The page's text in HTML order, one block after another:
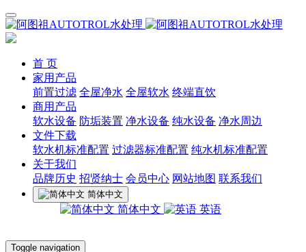
首 页
家用产品
前置过滤 全屋净水 全屋软水 终端直饮
商用产品
软水设备 防垢装置 净水设备 纯水设备 净水周边
文件下载
软水机标准配置 过滤器标准配置 纯水机标准配置
关于我们
品牌历史 招贤纳士 会员中心 网站地图 联系我们
简体中文
简体中文 英语
Toggle navigation